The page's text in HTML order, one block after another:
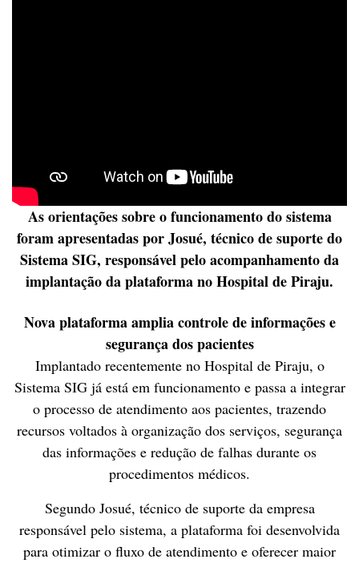
As orientações sobre o funcionamento do sistema
foram apresentadas porJosué, técnico de suporte do
Sistema SIG, responsável pelo acompanhamento da
implantação da plataforma no Hospital de Piraju.
Nova plataforma amplia controle de informações e
segurança dos pacientes
Implantado recentemente no Hospital de Piraju, o
Sistema SIG já está em funcionamento e passa a integrar
o processo de atendimento aos pacientes, trazendo
recursos voltados à organização dos serviços, segurança
das informações e redução de falhas durante os
procedimentos médicos.
Segundo Josué, técnico de suporte da empresa
responsável pelo sistema, a plataforma foi desenvolvida
para otimizar o fluxo de atendimento e oferecer maior